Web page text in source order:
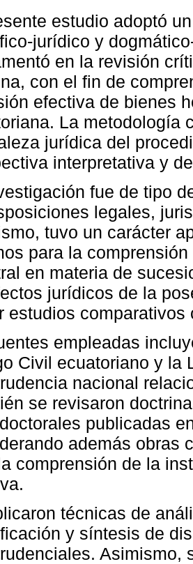
estudio adoptó
jurídico y
en la revisión
con el fin de
efectiva de bienes
La metodología
jurídica del
interpretativa y
fue de tipo
legales,
tuvo un carácter
para la
en materia de
jurídicos de la
estudios
empleadas
Civil ecuatoriano y la
nacional
se revisaron
publicadas
además obras
comprensión de la
técnicas de
y síntesis de
Asimismo,